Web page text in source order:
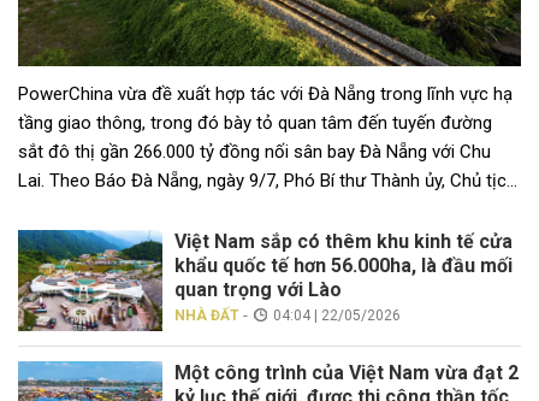
PowerChina vừa đề xuất hợp tác với Đà Nẵng trong lĩnh vực hạ
tầng giao thông, trong đó bày tỏ quan tâm đến tuyến đường
sắt đô thị gần 266.000 tỷ đồng nối sân bay Đà Nẵng với Chu
Lai. Theo Báo Đà Nẵng, ngày 9/7, Phó Bí thư Thành ủy, Chủ tịch
Việt Nam sắp có thêm khu kinh tế cửa
khẩu quốc tế hơn 56.000ha, là đầu mối
quan trọng với Lào
NHÀ ĐẤT - 04:04 | 22/05/2026
Một công trình của Việt Nam vừa đạt 2